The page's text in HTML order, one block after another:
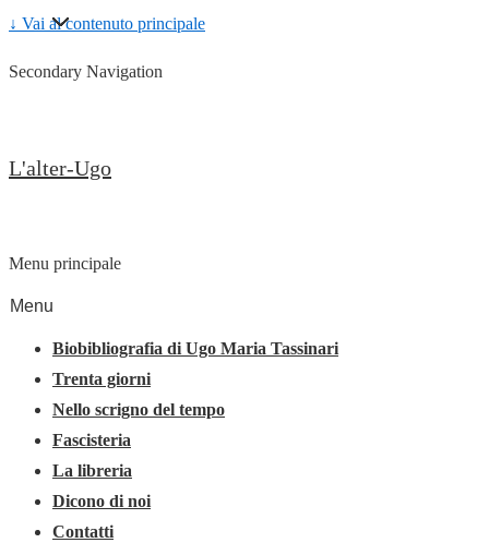
↓ Vai al contenuto principale
Secondary Navigation
L'alter-Ugo
Menu principale
Menu
Biobibliografia di Ugo Maria Tassinari
Trenta giorni
Nello scrigno del tempo
Fascisteria
La libreria
Dicono di noi
Contatti